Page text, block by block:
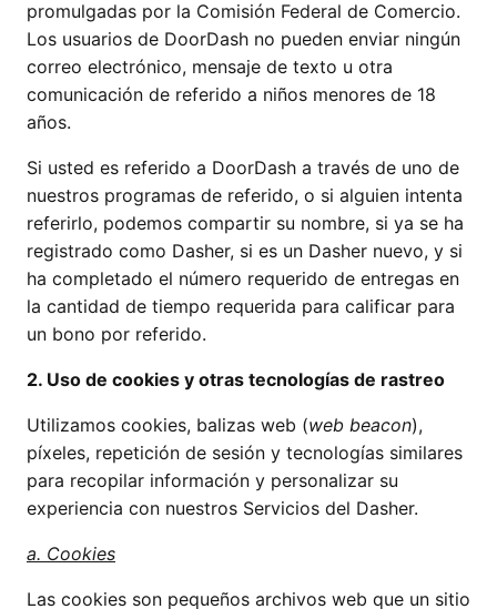
promulgadas por la Comisión Federal de Comercio.
Los usuarios de DoorDash no pueden enviar ningún
correo electrónico, mensaje de texto u otra
comunicación de referido a niños menores de 18
años.
Si usted es referido a DoorDash a través de uno de
nuestros programas de referido, o si alguien intenta
referirlo, podemos compartir su nombre, si ya se ha
registrado como Dasher, si es un Dasher nuevo, y si
ha completado el número requerido de entregas en
la cantidad de tiempo requerida para calificar para
un bono por referido.
2. Uso de cookies y otras tecnologías de rastreo
Utilizamos cookies, balizas web (web beacon),
píxeles, repetición de sesión y tecnologías similares
para recopilar información y personalizar su
experiencia con nuestros Servicios del Dasher.
a. Cookies
Las cookies son pequeños archivos web que un sitio